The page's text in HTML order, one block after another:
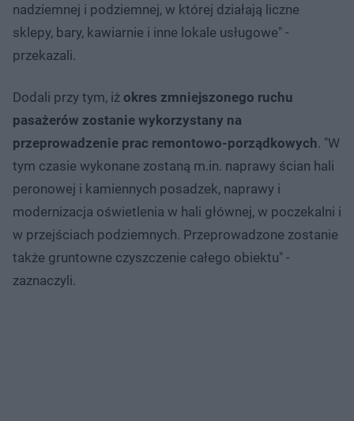
nadziemnej i podziemnej, w której działają liczne
sklepy, bary, kawiarnie i inne lokale usługowe" -
przekazali.
Dodali przy tym, iż okres zmniejszonego ruchu
pasażerów zostanie wykorzystany na
przeprowadzenie prac remontowo-porządkowych. "W
tym czasie wykonane zostaną m.in. naprawy ścian hali
peronowej i kamiennych posadzek, naprawy i
modernizacja oświetlenia w hali głównej, w poczekalni i
w przejściach podziemnych. Przeprowadzone zostanie
także gruntowne czyszczenie całego obiektu" -
zaznaczyli.